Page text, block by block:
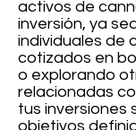
activos de
inversión, ya
individuales de
cotizados en
o explorando
relacionadas
tus inversiones
objetivos